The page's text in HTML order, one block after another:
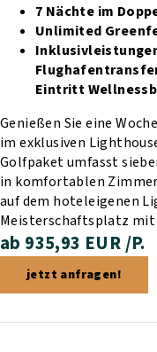
7 Nächte im
Unlimited
Eintritt
Genießen Sie eine
im exklusiven
Golfpaket umfasst
in komfortablen
auf dem hoteleigenen
Meisterschaftsplatz
ab 935,93 EUR /P.
jetzt anfragen!